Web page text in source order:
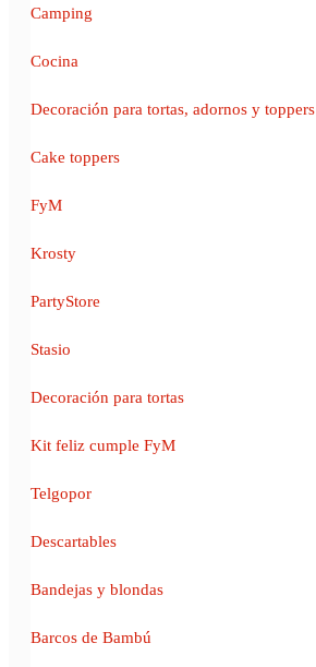
Camping
Cocina
Decoración para tortas, adornos y toppers
Cake toppers
FyM
Krosty
PartyStore
Stasio
Decoración para tortas
Kit feliz cumple FyM
Telgopor
Descartables
Bandejas y blondas
Barcos de Bambú